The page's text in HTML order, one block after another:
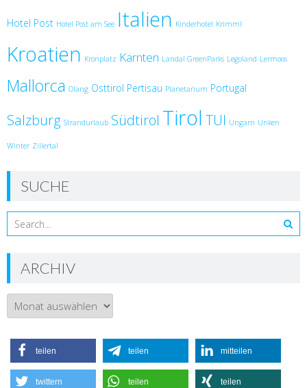
Hotel Post Hotel Post am See Italien Kinderhotel Krimml
Kroatien Kronplatz Kärnten Landal GreenParks Legoland Lermoos
Mallorca Olang Osttirol Pertisau Planetarium Portugal
Salzburg Strandurlaub Südtirol Tirol TUI Ungarn Unken
Winter Zillertal
SUCHE
ARCHIV
Archiv
teilen teilen mitteilen
twittern teilen teilen